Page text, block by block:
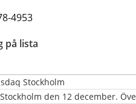
4953
på lista
Stockholm
den 12 december.